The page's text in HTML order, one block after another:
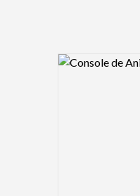
Logo Preview